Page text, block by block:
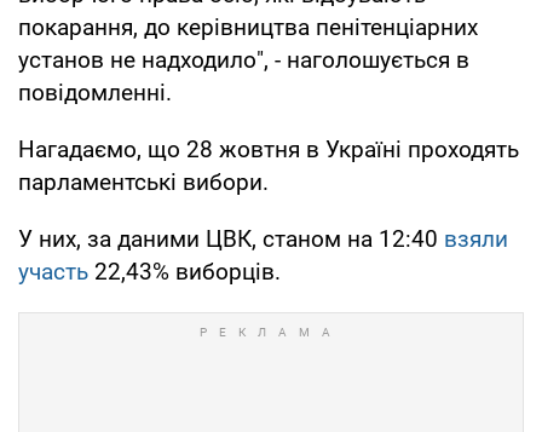
покарання, до керівництва пенітенціарних
установ не надходило", - наголошується в
повідомленні.
Нагадаємо, що 28 жовтня в Україні проходять
парламентські вибори.
У них, за даними ЦВК, станом на 12:40 взяли
участь 22,43% виборців.